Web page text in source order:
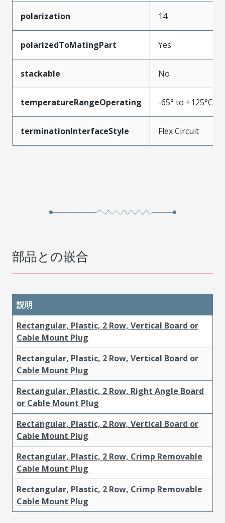
polarization 14
polarizedToMatingPart Yes
stackable No
temperatureRangeOperating -65° to +125°C
terminationInterfaceStyle Flex Circuit
部品との嵌合
説明
Rectangular, Plastic, 2 Row, Vertical Board or
Cable Mount Plug
Rectangular, Plastic, 2 Row, Vertical Board or
Cable Mount Plug
Rectangular, Plastic, 2 Row, Right Angle Board
or Cable Mount Plug
Rectangular, Plastic, 2 Row, Vertical Board or
Cable Mount Plug
Rectangular, Plastic, 2 Row, Crimp Removable
Cable Mount Plug
Rectangular, Plastic, 2 Row, Crimp Removable
Cable Mount Plug